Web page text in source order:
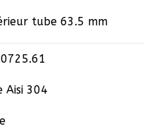
tube 63.5 mm
Aisi 304